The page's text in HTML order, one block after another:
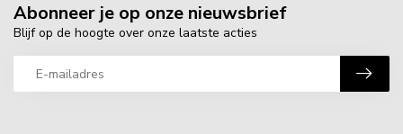
Abonneer je op onze nieuwsbrief
Blijf op de hoogte over onze laatste acties